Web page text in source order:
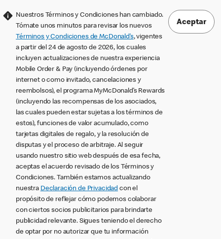
Nuestros Términos y Condiciones han cambiado.
Tómate unos minutos para revisar los nuevos
Términos y Condiciones de McDonald’s, vigentes
a partir del 24 de agosto de 2026, los cuales
incluyen actualizaciones de nuestra experiencia
Mobile Order & Pay (incluyendo órdenes por
internet o como invitado, cancelaciones y
reembolsos), el programa MyMcDonald’s Rewards
(incluyendo las recompensas de los asociados,
las cuales pueden estar sujetas a los términos de
estos), funciones de valor acumulado, como
tarjetas digitales de regalo, y la resolución de
disputas y el proceso de arbitraje. Al seguir
usando nuestro sitio web después de esa fecha,
aceptas el acuerdo revisado de los Términos y
Condiciones. También estamos actualizando
nuestra Declaración de Privacidad con el
propósito de reflejar cómo podemos colaborar
con ciertos socios publicitarios para brindarte
publicidad relevante. Sigues teniendo el derecho
de optar por no autorizar que tu información
Aceptar